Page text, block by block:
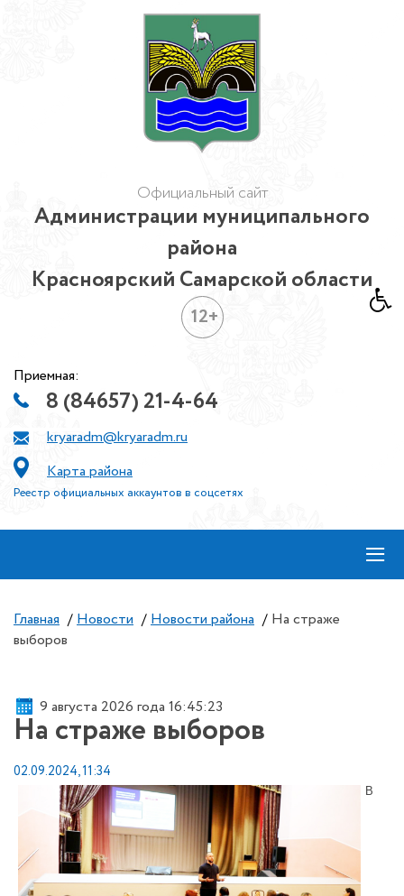
Официальный сайт
Администрации муниципального
района
Красноярский Самарской области
12+
Приемная:
8 (84657) 21-4-64
kryaradm@kryaradm.ru
Карта района
Реестр официальных аккаунтов в соцсетях
≡
Главная / Новости / Новости района / На страже
выборов
9 августа 2026 года 16:45:23
На страже выборов
02.09.2024, 11:34
В